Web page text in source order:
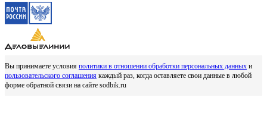
Вы принимаете условия политики в отношении обработки персональных данных и
пользовательского соглашения каждый раз, когда оставляете свои данные в любой
форме обратной связи на сайте sodbik.ru